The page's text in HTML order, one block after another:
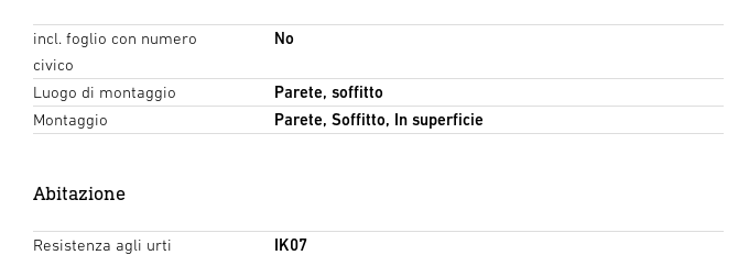
incl. foglio con numero
civico
No
Luogo di montaggio
Parete, soffitto
Montaggio
Parete, Soffitto, In superficie
Abitazione
Resistenza agli urti
IK07